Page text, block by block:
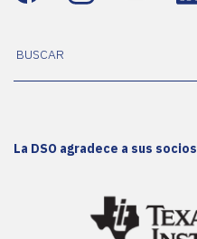
La DSO agradece a sus socios